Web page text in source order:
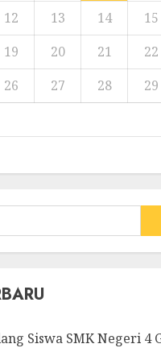
12 13 14 15
19 20 21 22
26 27 28 29
Siswa SMK Negeri 4